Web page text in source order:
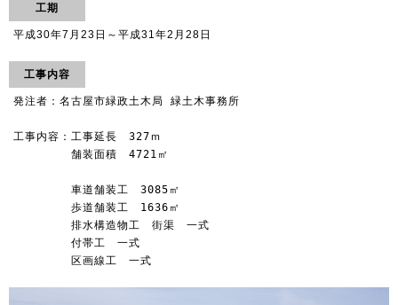
工期
平成30年7月23日～平成31年2月28日
工事内容
発注者：名古屋市緑政土木局 緑土木事務所
工事内容：工事延長　327ｍ
舗装面積　4721㎡
車道舗装工　3085㎡
歩道舗装工　1636㎡
排水構造物工　街渠　一式
付帯工　一式
区画線工　一式